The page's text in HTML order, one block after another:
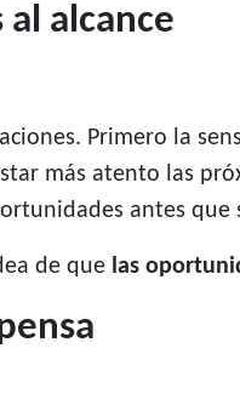
alcance
Primero la
más atento las
antes que
de que las